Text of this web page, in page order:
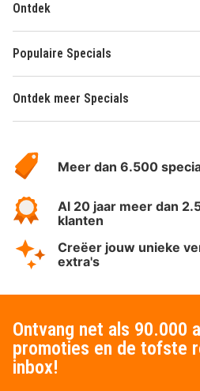
Ontdek
Populaire Specials
Ontdek meer Specials
HotelSpecials
Meer dan 6.500
Al 20 jaar meer dan
klanten
Creëer jouw unieke
extra's
Ontvang net als 90.000
promoties en de tofste
inbox!